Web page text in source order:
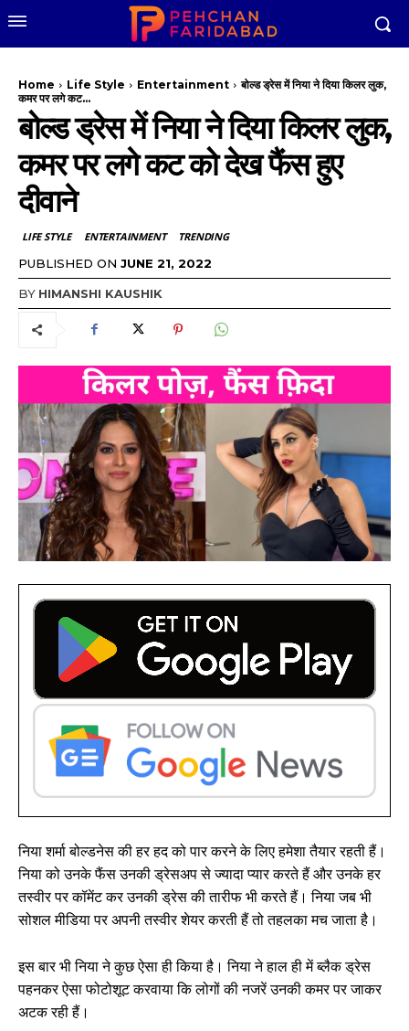
Home Life Style Entertainment
बोल्ड ड्रेस में निया ने दिया किलर लुक,
कमर पर लगे कट...
बोल्ड ड्रेस में निया ने दिया किलर लुक,
कमर पर लगे कट को देख फैंस हुए
दीवाने
LIFE STYLE ENTERTAINMENT TRENDING
PUBLISHED ON JUNE 21, 2022
BY HIMANSHI KAUSHIK
निया शर्मा बोल्डनेस की हर हद को पार करने के लिए हमेशा तैयार रहती हैं।
निया को उनके फैंस उनकी ड्रेसअप से ज्यादा प्यार करते हैं और उनके हर
तस्वीर पर कॉमेंट कर उनकी ड्रेस की तारीफ भी करते हैं। निया जब भी
सोशल मीडिया पर अपनी तस्वीर शेयर करती हैं तो तहलका मच जाता है।
इस बार भी निया ने कुछ ऐसा ही किया है। निया ने हाल ही में ब्लैक ड्रेस
पहनकर ऐसा फोटोशूट करवाया कि लोगों की नजरें उनकी कमर पर जाकर
अटक रही हैं।